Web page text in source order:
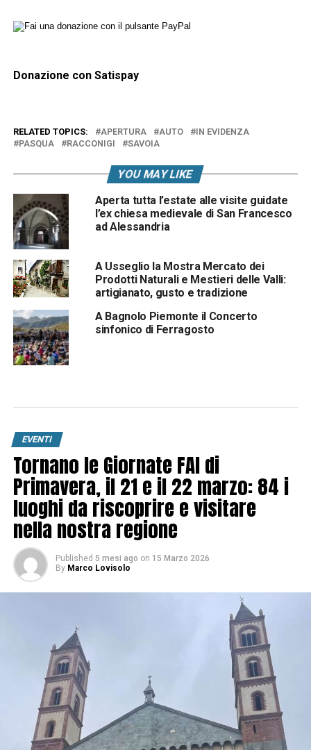
Donazione con Satispay
RELATED TOPICS: APERTURA AUTO
IN EVIDENZA
PASQUA
RACCONIGI SAVOIA
YOU MAY LIKE
Aperta tutta l’estate alle visite guidate
l’ex chiesa medievale di San Francesco
ad Alessandria
A Usseglio la Mostra Mercato dei
Prodotti Naturali e Mestieri delle Valli:
artigianato, gusto e tradizione
A Bagnolo Piemonte il Concerto
sinfonico di Ferragosto
EVENTI
Tornano le Giornate FAI di
Primavera, il 21 e il 22 marzo: 84 i
luoghi da riscoprire e visitare
nella nostra regione
Published 5 mesi ago on 15 Marzo 2026
By Marco Lovisolo